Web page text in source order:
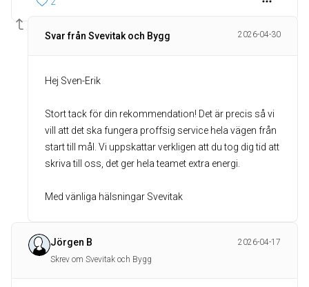
Svar från Svevitak och Bygg 2026-04-30
Hej Sven-Erik
Stort tack för din rekommendation! Det är precis så vi
vill att det ska fungera proffsig service hela vägen från
start till mål. Vi uppskattar verkligen att du tog dig tid att
skriva till oss, det ger hela teamet extra energi.
Med vänliga hälsningar Svevitak
Jörgen B
2026-04-17
Skrev om Svevitak och Bygg